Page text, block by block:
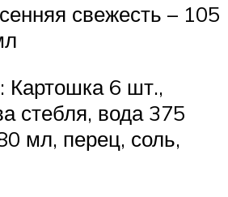
свежесть – 105
Картошка 6 шт.,
стебля, вода 375
мл, перец, соль,